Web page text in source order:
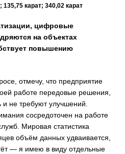
карат; 340,02 карат
цифровые
на объектах
повышению
отмечу, что предприятие
работе передовые решения,
и не требуют улучшений.
сосредоточен на работе
Мировая статистика
объём данных удваивается,
— я имею в виду отдельные